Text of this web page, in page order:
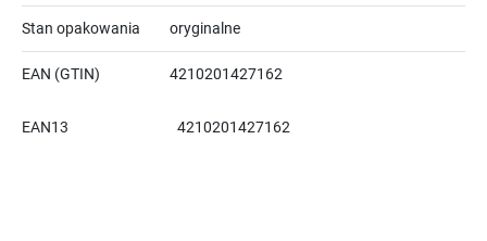
Stan opakowania oryginalne
EAN (GTIN) 4210201427162
EAN13 4210201427162